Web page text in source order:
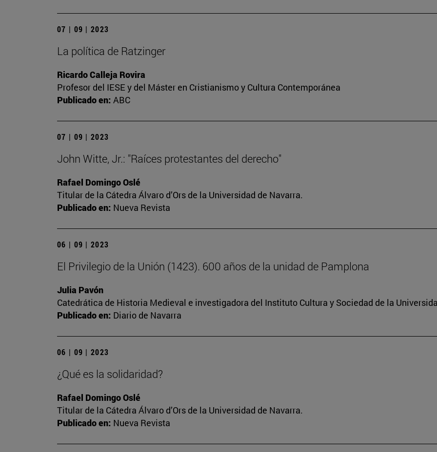
07 | 09 | 2023
La política de Ratzinger
Ricardo Calleja Rovira
Profesor del IESE y del Máster en Cristianismo y Cultura Contemporánea
Publicado en: ABC
07 | 09 | 2023
John Witte, Jr.: "Raíces protestantes del derecho"
Rafael Domingo Oslé
Titular de la Cátedra Álvaro d’Ors de la Universidad de Navarra.
Publicado en: Nueva Revista
06 | 09 | 2023
El Privilegio de la Unión (1423). 600 años de la unidad de Pamplona
Julia Pavón
Catedrática de Historia Medieval e investigadora del Instituto Cultura y Sociedad de la
Publicado en: Diario de Navarra
06 | 09 | 2023
¿Qué es la solidaridad?
Rafael Domingo Oslé
Titular de la Cátedra Álvaro d’Ors de la Universidad de Navarra.
Publicado en: Nueva Revista